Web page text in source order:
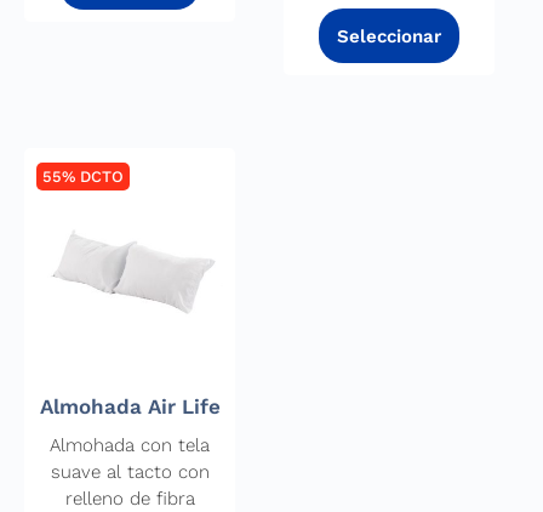
55% DCTO
Almohada Air Life
Almohada con tela
suave al tacto con
relleno de fibra